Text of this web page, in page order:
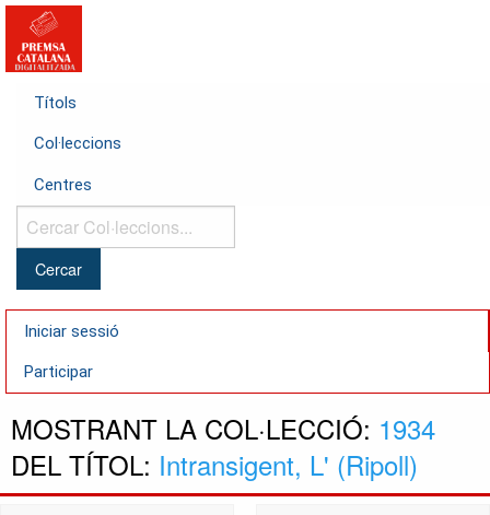
Títols
Col·leccions
Centres
Cercar
Col·leccions...
Iniciar sessió
Participar
MOSTRANT LA COL·LECCIÓ: 1934
DEL TÍTOL: Intransigent, L' (Ripoll)